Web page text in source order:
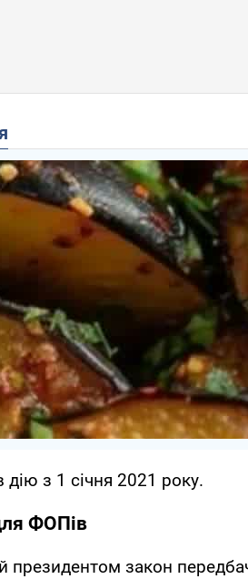
з 1 січня 2021 року.
ФОПів
президентом закон